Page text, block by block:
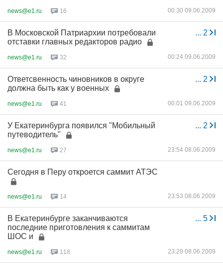
news@e1.ru 16 00:30 09.06.2009
... 2
В Московской Патриархии потребовали
отставки главных редакторов радио
news@e1.ru 32 00:24 09.06.2009
... 2
Ответсвенность чиновников в округе
должна быть как у военных
news@e1.ru 41 00:01 09.06.2009
... 2
У Екатеринбурга появился "Мобильный
путеводитель"
news@e1.ru 27 23:54 08.06.2009
Сегодня в Перу откроется саммит АТЭС
news@e1.ru 14 23:53 08.06.2009
... 5
В Екатеринбурге заканчиваются
последние приготовления к саммитам
ШОС и
news@e1.ru 118 23:29 08.06.2009